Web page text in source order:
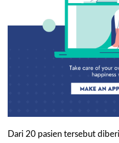
Dari 20 pasien tersebut